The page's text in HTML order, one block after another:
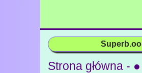
Strona główna - ●